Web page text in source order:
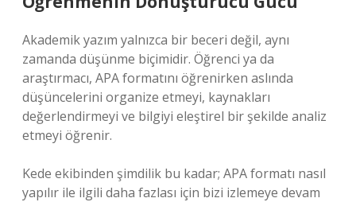
Akademik yazım yalnızca bir beceri değil, aynı
zamanda düşünme biçimidir. Öğrenci ya da
araştırmacı, APA formatını öğrenirken aslında
düşüncelerini organize etmeyi, kaynakları
değerlendirmeyi ve bilgiyi eleştirel bir şekilde analiz
etmeyi öğrenir.
Kede ekibinden şimdilik bu kadar; APA formatı nasıl
yapılır ile ilgili daha fazlası için bizi izlemeye devam